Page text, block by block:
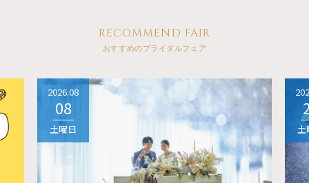
RECOMMEND FAIR
おすすめのブライダルフェア
2026.08
08
土曜日 土